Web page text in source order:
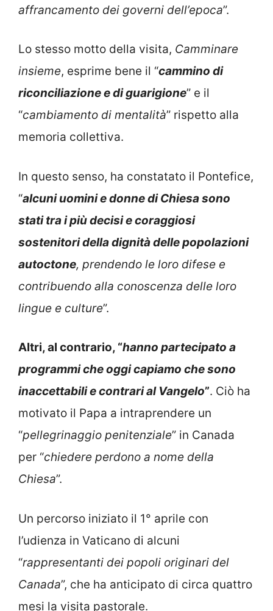
affrancamento dei governi dell’epoca”.
Lo stesso motto della visita, Camminare
insieme, esprime bene il “cammino di
riconciliazione e di guarigione” e il
“cambiamento di mentalità” rispetto alla
memoria collettiva.
In questo senso, ha constatato il Pontefice,
“alcuni uomini e donne di Chiesa sono
stati tra i più decisi e coraggiosi
sostenitori della dignità delle popolazioni
autoctone, prendendo le loro difese e
contribuendo alla conoscenza delle loro
lingue e culture”.
Altri, al contrario, “hanno partecipato a
programmi che oggi capiamo che sono
inaccettabili e contrari al Vangelo”. Ciò ha
motivato il Papa a intraprendere un
“pellegrinaggio penitenziale” in Canada
per “chiedere perdono a nome della
Chiesa”.
Un percorso iniziato il 1° aprile con
l’udienza in Vaticano di alcuni
“rappresentanti dei popoli originari del
Canada”, che ha anticipato di circa quattro
mesi la visita pastorale.